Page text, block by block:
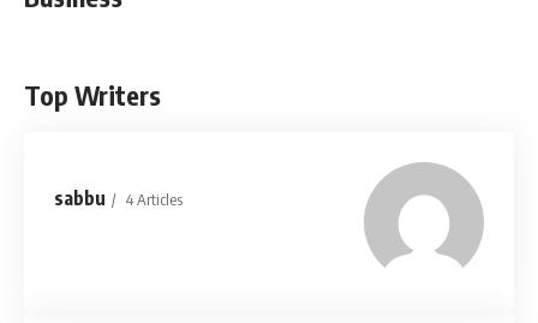
Top Writers
sabbu 4 Articles